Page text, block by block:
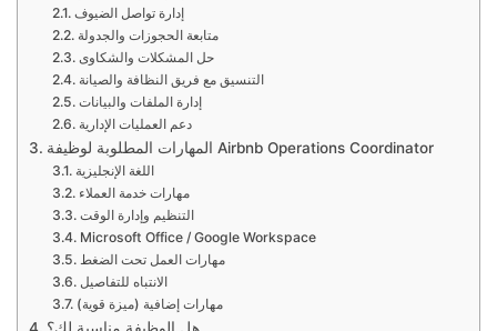
إدارة تواصل الضيوف
متابعة الحجوزات والجدولة
حل المشكلات والشكاوى
التنسيق مع فريق النظافة والصيانة
إدارة الملفات والبيانات
دعم العمليات الإدارية
المهارات المطلوبة لوظيفة Airbnb Operations Coordinator
اللغة الإنجليزية
مهارات خدمة العملاء
التنظيم وإدارة الوقت
Microsoft Office / Google Workspace
مهارات العمل تحت الضغط
الانتباه للتفاصيل
مهارات إضافية (ميزة قوية)